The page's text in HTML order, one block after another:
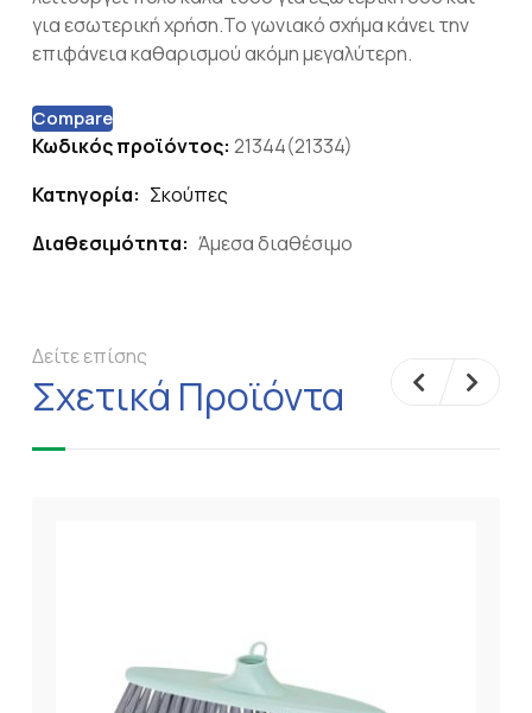
για εσωτερική χρήση.Το γωνιακό σχήμα κάνει την
επιφάνεια καθαρισμού ακόμη μεγαλύτερη.
Compare
Κωδικός προϊόντος: 21344(21334)
Κατηγορία: Σκούπες
Διαθεσιμότητα: Άμεσα διαθέσιμο
Δείτε επίσης
Σχετικά Προϊόντα